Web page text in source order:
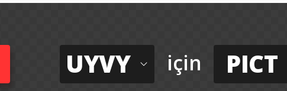
UYVY için PICT